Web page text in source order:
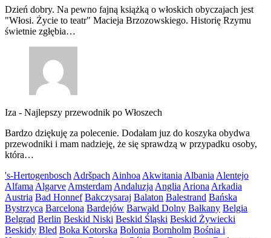
Dzień dobry. Na pewno fajną książką o włoskich obyczajach jest
"Włosi. Życie to teatr" Macieja Brzozowskiego. Historię Rzymu
świetnie zgłębia…
Iza - Najlepszy przewodnik po Włoszech
Bardzo dziękuję za polecenie. Dodałam juz do koszyka obydwa
przewodniki i mam nadzieję, że się sprawdzą w przypadku osoby,
która…
's-Hertogenbosch Adršpach Ainhoa Akwitania Albania Alentejo
Alfama Algarve Amsterdam Andaluzja Anglia Ariona Arkadia
Austria Bad Honnef Bakczysaraj Balaton Balestrand Bańska
Bystrzyca Barcelona Bardejów Barwałd Dolny Bałkany Belgia
Belgrad Berlin Beskid Niski Beskid Śląski Beskid Żywiecki
Beskidy Bled Boka Kotorska Bolonia Bornholm Bośnia i